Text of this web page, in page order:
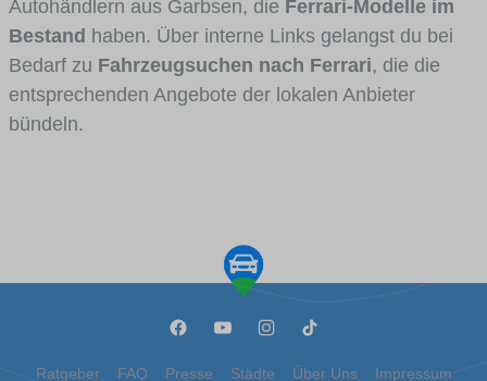
Autohändlern aus Garbsen, die Ferrari-Modelle im
Bestand haben. Über interne Links gelangst du bei
Bedarf zu Fahrzeugsuchen nach Ferrari, die die
entsprechenden Angebote der lokalen Anbieter
bündeln.
Ratgeber FAQ Presse Städte Über Uns Impressum